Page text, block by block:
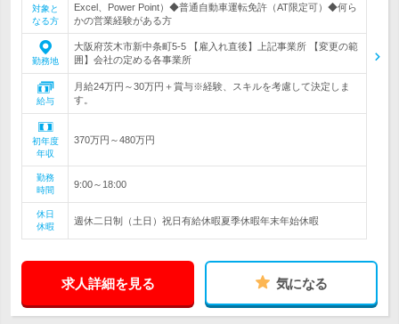
対象と
なる方
Excel、Power Point）◆普通自動車運転免許（AT限定可）◆何ら
かの営業経験がある方
勤務地
大阪府茨木市新中条町5-5 【雇入れ直後】上記事業所 【変更の範
囲】会社の定める各事業所
給与
月給24万円～30万円＋賞与※経験、スキルを考慮して決定しま
す。
初年度
年収
370万円～480万円
勤務
時間
9:00～18:00
休日
休暇
週休二日制（土日）祝日有給休暇夏季休暇年末年始休暇
求人詳細を見る 気になる